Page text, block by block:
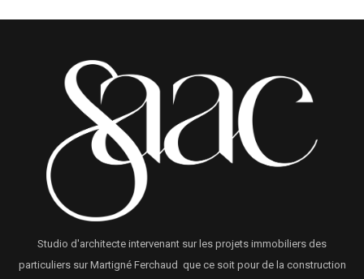
Studio d'architecte intervenant sur les projets immobiliers des
particuliers sur Martigné Ferchaud que ce soit pour de la construction